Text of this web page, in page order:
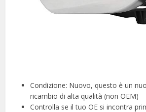
Condizione: Nuovo, questo è un
ricambio di alta qualità (non OEM)
Controlla se il tuo OE si incontra